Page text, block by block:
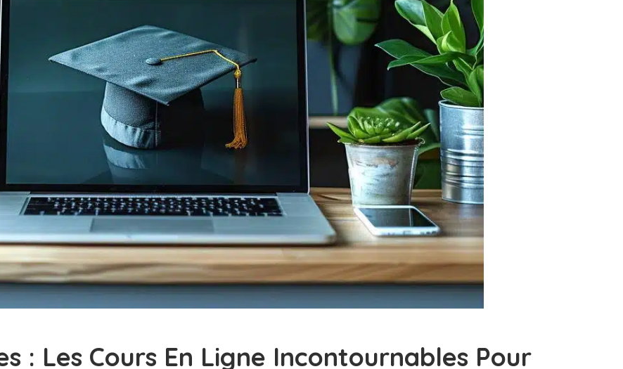
: Les Cours En Ligne Incontournables Pour